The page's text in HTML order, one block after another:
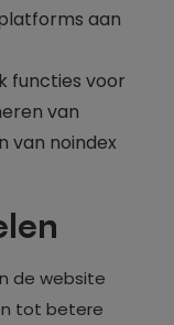
aan
functies voor
van
van noindex
de website
tot betere